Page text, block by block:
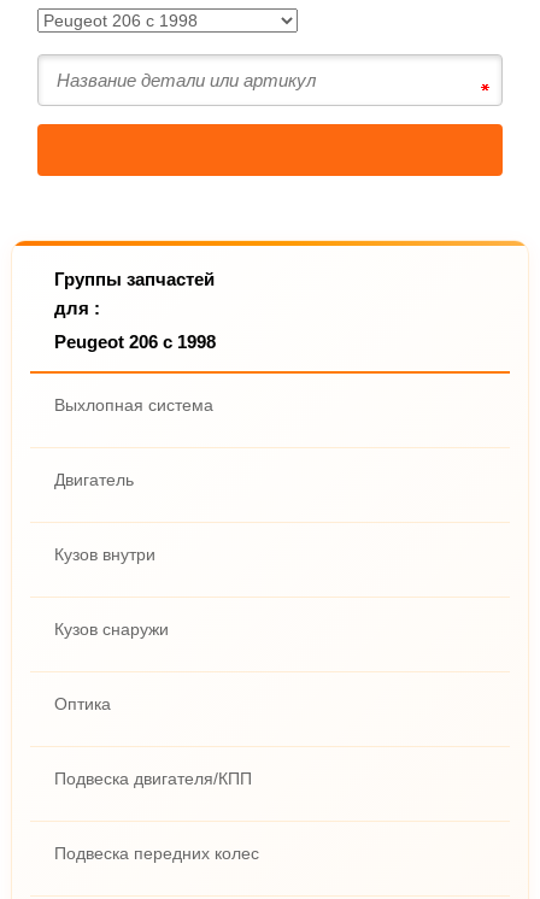
Группы запчастей
для :
Peugeot 206 с 1998
Выхлопная система
Двигатель
Кузов внутри
Кузов снаружи
Оптика
Подвеска двигателя/КПП
Подвеска передних колес